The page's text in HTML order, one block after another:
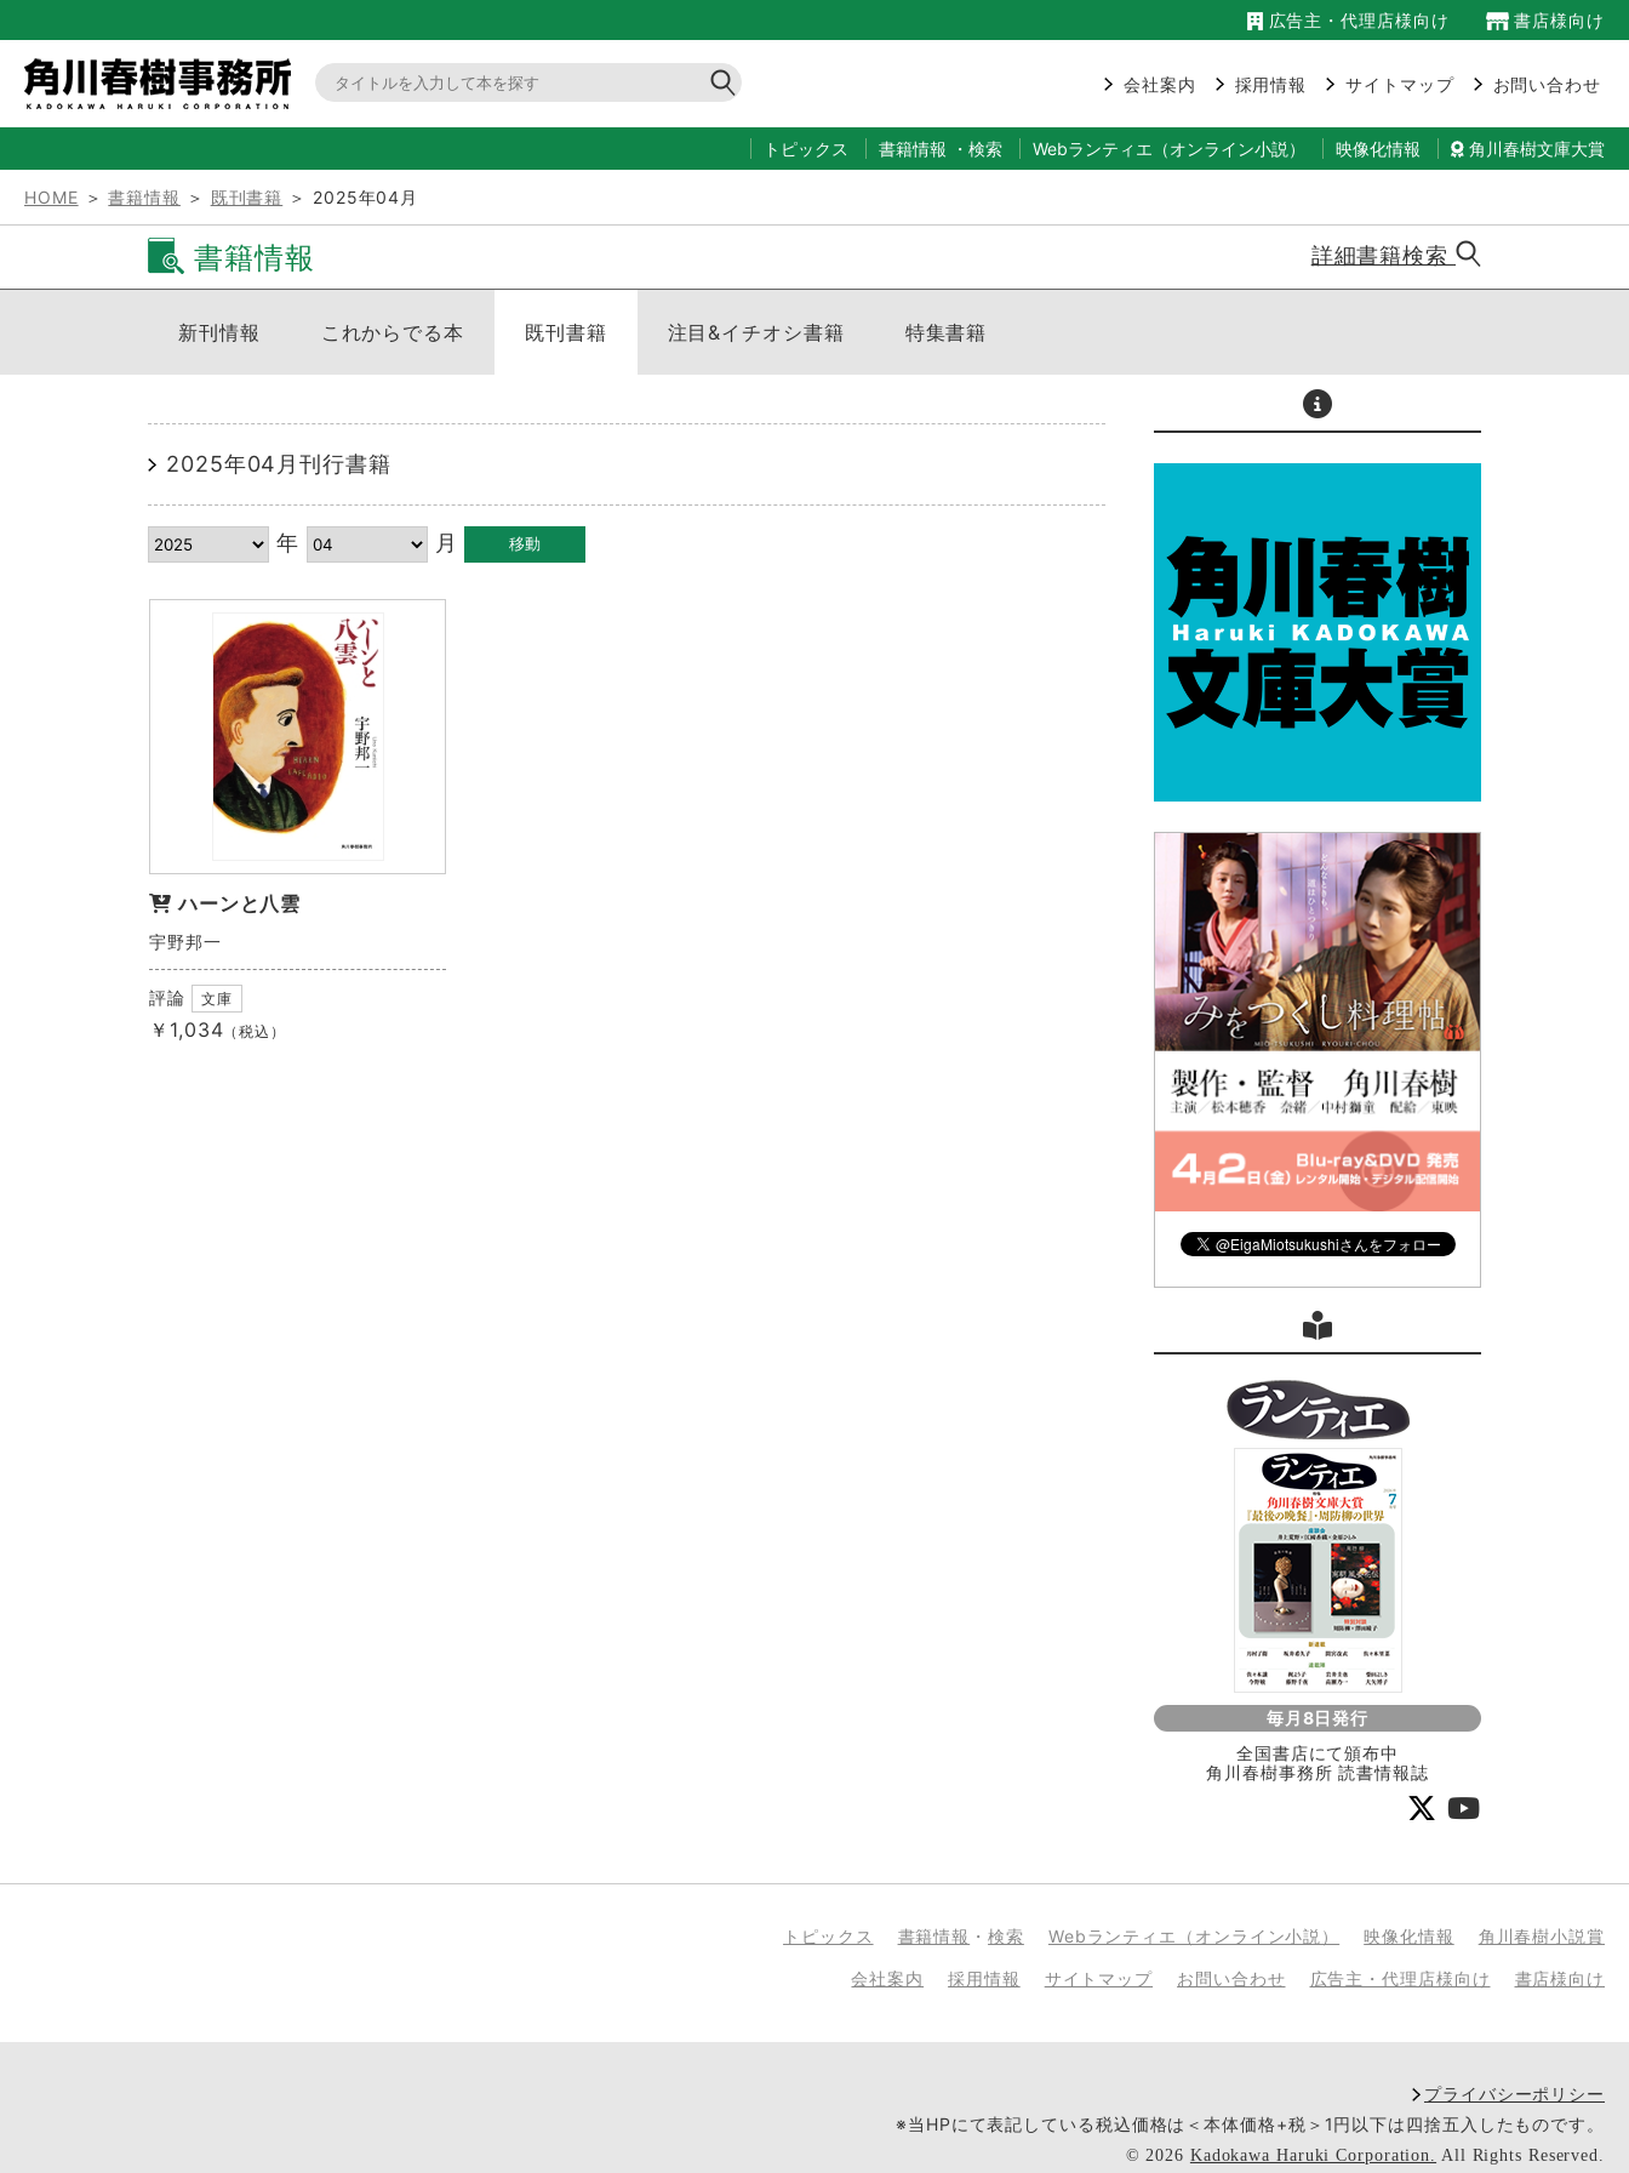
広告主・代理店様向け 書店様向け
会社案内 採用情報 サイトマップ お問い合わせ
トピックス 書籍情報 ・ 検索 Webランティエ（オンライン小説） 映像化情報 角川春樹文庫大賞
HOME ＞書籍情報 ＞ 既刊書籍 ＞ 2025年04月
書籍情報 詳細書籍検索
新刊情報 これからでる本 既刊書籍 注目&イチオシ書籍 特集書籍
2025年04月刊行書籍
年 月
ハーンと八雲
宇野邦一
評論 文庫
￥1,034 （税込）
毎月8日発行
全国書店にて頒布中
角川春樹事務所 読書情報誌
トピックス 書籍情報 ・検索 Webランティエ（オンライン小説） 映像化情報 角川春樹小説賞
会社案内 採用情報 サイトマップ お問い合わせ 広告主・代理店様向け 書店様向け
プライバシーポリシー
※当HPにて表記している税込価格は＜本体価格+税＞1円以下は四捨五入したものです。
© 2026 Kadokawa Haruki Corporation. All Rights Reserved.